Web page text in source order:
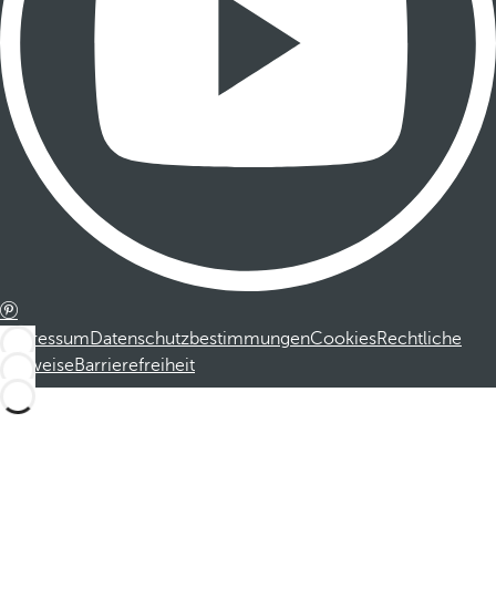
ImpressumDatenschutzbestimmungenCookiesRechtliche
HinweiseBarrierefreiheit